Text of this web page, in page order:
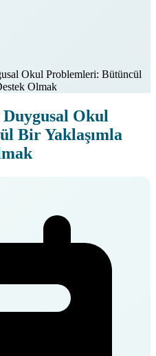
Okul Problemleri: Bütüncül
Olmak
Okul
Bir Yaklaşımla